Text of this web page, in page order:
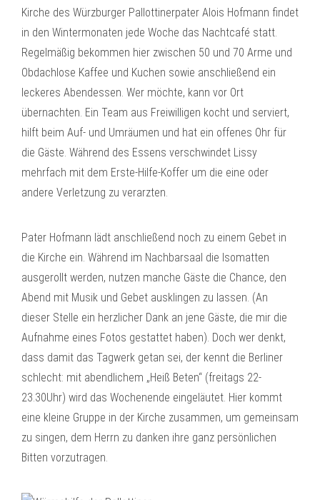
Kirche des Würzburger Pallottinerpater Alois Hofmann findet
in den Wintermonaten jede Woche das Nachtcafé statt.
Regelmäßig bekommen hier zwischen 50 und 70 Arme und
Obdachlose Kaffee und Kuchen sowie anschließend ein
leckeres Abendessen. Wer möchte, kann vor Ort
übernachten. Ein Team aus Freiwilligen kocht und serviert,
hilft beim Auf- und Umräumen und hat ein offenes Ohr für
die Gäste. Während des Essens verschwindet Lissy
mehrfach mit dem Erste-Hilfe-Koffer um die eine oder
andere Verletzung zu verarzten.
Pater Hofmann lädt anschließend noch zu einem Gebet in
die Kirche ein. Während im Nachbarsaal die Isomatten
ausgerollt werden, nutzen manche Gäste die Chance, den
Abend mit Musik und Gebet ausklingen zu lassen. (An
dieser Stelle ein herzlicher Dank an jene Gäste, die mir die
Aufnahme eines Fotos gestattet haben). Doch wer denkt,
dass damit das Tagwerk getan sei, der kennt die Berliner
schlecht: mit abendlichem „Heiß Beten“ (freitags 22-
23.30Uhr) wird das Wochenende eingeläutet. Hier kommt
eine kleine Gruppe in der Kirche zusammen, um gemeinsam
zu singen, dem Herrn zu danken ihre ganz persönlichen
Bitten vorzutragen.